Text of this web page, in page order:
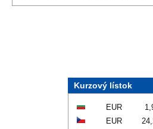
Kurzový lístok
EUR
EUR